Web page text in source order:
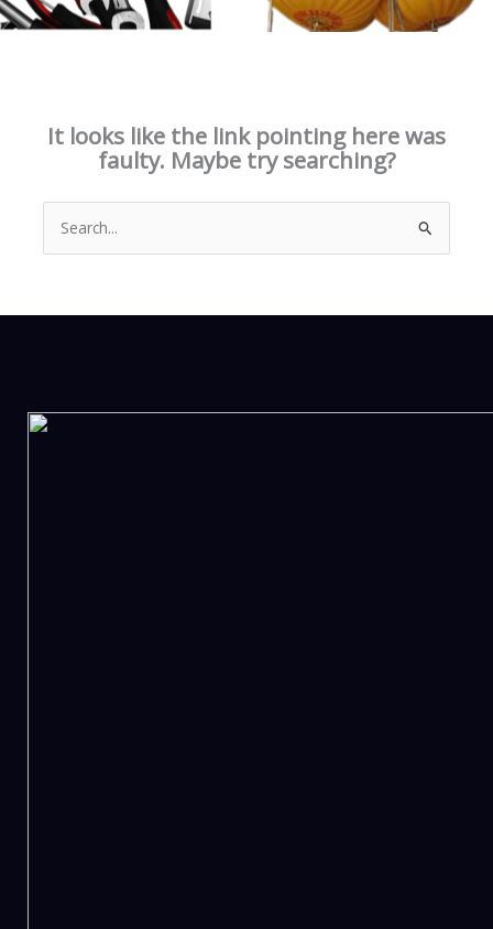
It looks like the link pointing here was
faulty. Maybe try searching?
for: